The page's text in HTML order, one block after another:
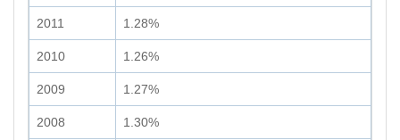
2011 1.28%
2010 1.26%
2009 1.27%
2008 1.30%